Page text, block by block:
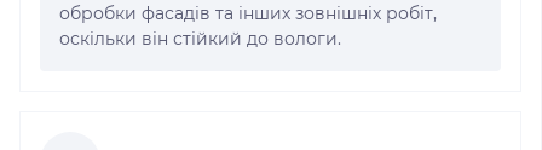
обробки фасадів та інших зовнішніх робіт,
оскільки він стійкий до вологи.